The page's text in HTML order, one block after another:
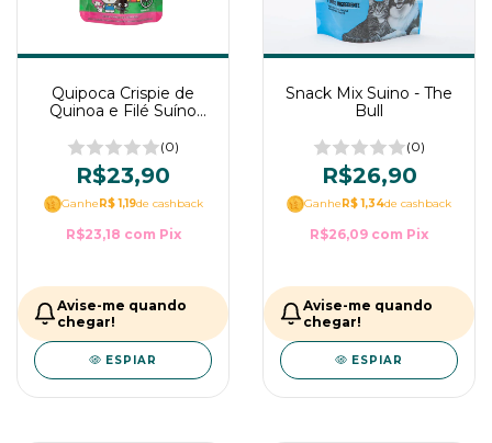
Quipoca Crispie de
Quinoa e Filé Suíno
Pet Food(0)
R$23,90
GanheR$ 1,19de cashback
R$23,18 com Pix
Avise-me quando
chegar!
ESPIAR
Snack Mix Suino - The
Bull
(0)
R$26,90
GanheR$ 1,34de cashback
R$26,09 com Pix
Avise-me quando
chegar!
ESPIAR